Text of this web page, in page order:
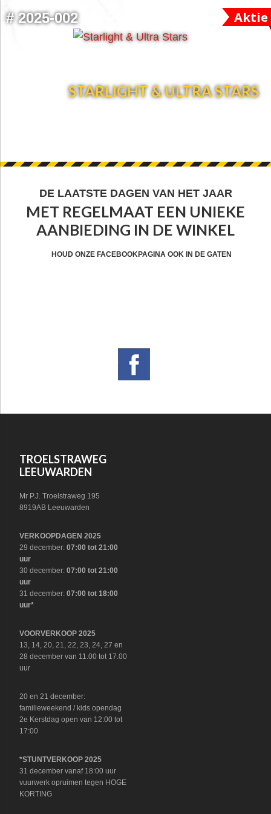
#2025-002 Aktie
STARLIGHT & ULTRA STARS
FOOTER
WIDGET
HEADER
DE LAATSTE DAGEN VAN HET JAAR
MET REGELMAAT EEN UNIEKE
AANBIEDING IN DE WINKEL
HOUD ONZE FACEBOOKPAGINA OOK IN DE GATEN
TROELSTRAWEG
LEEUWARDEN
Mr P.J. Troelstraweg 195
8919AB Leeuwarden
VERKOOPDAGEN 2025
29 december:07:00 tot 21:00
uur
30 december:07:00 tot 21:00
uur
31 december:07:00 tot 18:00
uur*
VOORVERKOOP 2025
13, 14, 20, 21, 22, 23, 24, 27 en
28 december van 11.00 tot 17.00
uur
20 en 21 december:
familieweekend / kids opendag
2e Kerstdag open van 12:00 tot
17:00
*STUNTVERKOOP 2025
31 december vanaf 18:00 uur
vuurwerk opruimen tegen HOGE
KORTING